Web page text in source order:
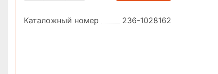
Каталожный номер 236-1028162